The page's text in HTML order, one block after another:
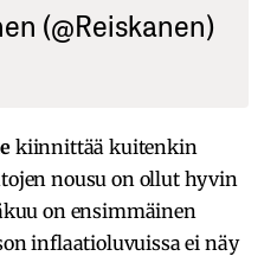
(@Reiskanen)
kiinnittää kuitenkin
nousu on ollut hyvin
on ensimmäinen
inflaatioluvuissa ei näy